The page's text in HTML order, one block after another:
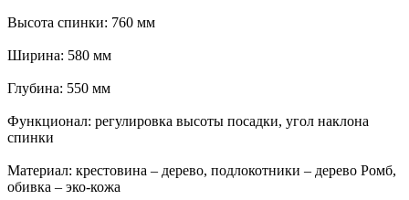
Высота спинки: 760 мм
Ширина: 580 мм
Глубина: 550 мм
Функционал: регулировка высоты посадки, угол наклона
спинки
Материал: крестовина – дерево, подлокотники – дерево Ромб,
обивка – эко-кожа